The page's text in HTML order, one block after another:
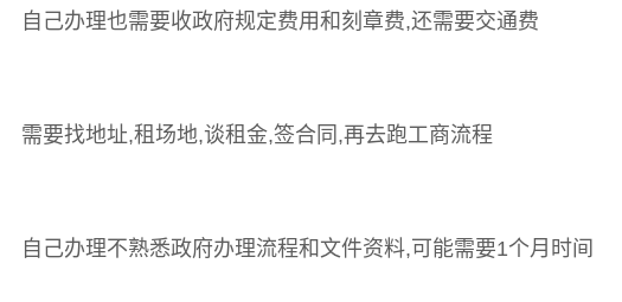
自己办理也需要收政府规定费用和刻章费,还需要交通费
需要找地址,租场地,谈租金,签合同,再去跑工商流程
自己办理不熟悉政府办理流程和文件资料,可能需要1个月时间